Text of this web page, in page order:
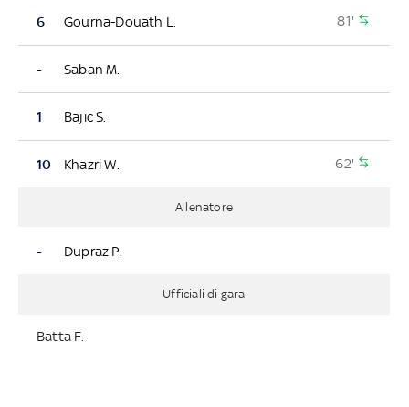
6 Gourna-Douath L. 81'
- Saban M.
1 Bajic S.
10 Khazri W. 62'
Allenatore
- Dupraz P.
Ufficiali di gara
Batta F.